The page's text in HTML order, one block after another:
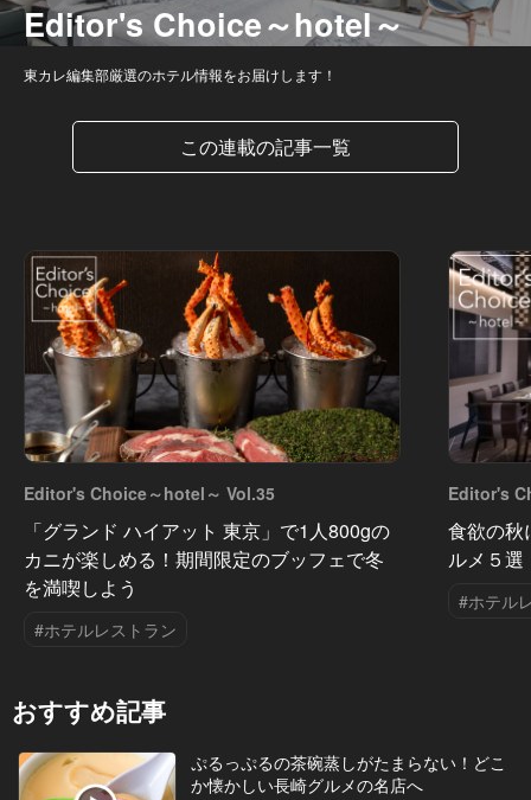
Editor's Choice～hotel～
東カレ編集部厳選のホテル情報をお届けします！
この連載の記事一覧
Editor's Choice～hotel～ Vol.35
「グランド ハイアット 東京」で1人800gの
カニが楽しめる！期間限定のブッフェで冬
を満喫しよう
#ホテルレストラン
Editor's
食欲の秋
ルメ５
#ホテル
おすすめ記事
ぷるっぷるの茶碗蒸しがたまらない！どこ
か懐かしい長崎グルメの名店へ